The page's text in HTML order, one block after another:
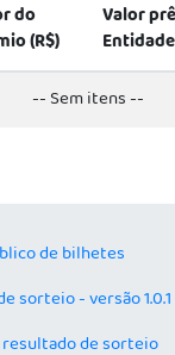
do
(R$)
Valor
-- Sem itens --
de bilhetes
sorteio - versão 1.0.1
de sorteio